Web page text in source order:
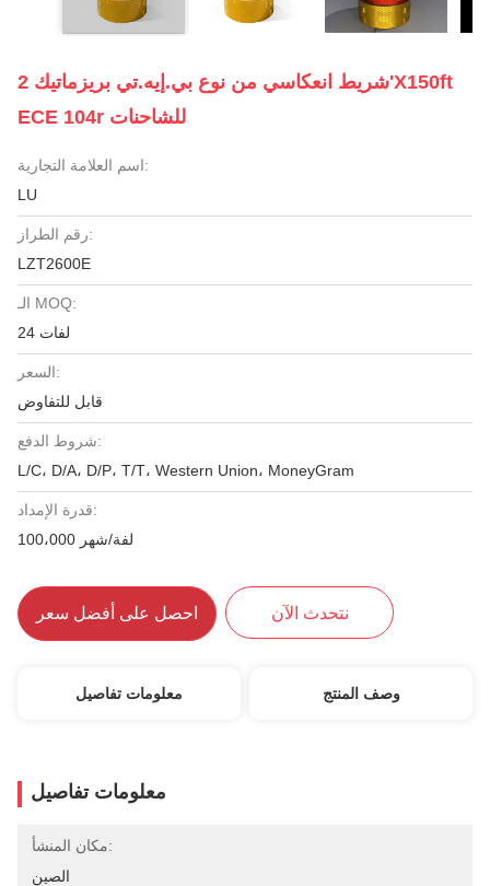
شريط انعكاسي من نوع بي.إيه.تي بريزماتيك 2'X150ft
ECE 104r للشاحنات
اسم العلامة التجارية:
LU
رقم الطراز:
LZT2600E
الـ MOQ:
24 لفات
السعر:
قابل للتفاوض
شروط الدفع:
L/C، D/A، D/P، T/T، Western Union، MoneyGram
قدرة الإمداد:
100،000 لفة/شهر
احصل على أفضل سعر نتحدث الآن
معلومات تفاصيل وصف المنتج
معلومات تفاصيل
مكان المنشأ:
الصين